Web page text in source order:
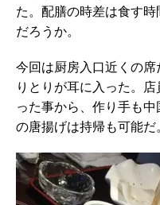
た。配膳の時差は食す
だろうか。
今回は厨房入口近くの
りとりが耳に入った。
った事から、作り手も
の唐揚げは持帰も可能だ。